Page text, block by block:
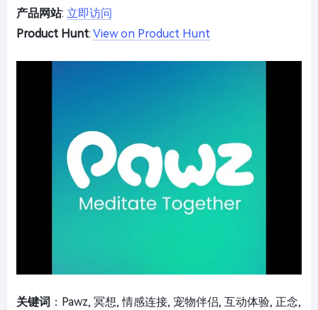
产品网站: 立即访问
Product Hunt: View on Product Hunt
关键词 ：Pawz, 冥想, 情感连接, 宠物伴侣, 互动体验, 正念,